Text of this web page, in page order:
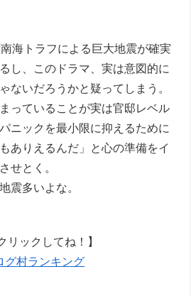
海トラフによる巨大地震が確実
し、このドラマ、実は意図的に
ないだろうかと疑ってしまう。
っていることが実は官邸レベル
ニックを最小限に抑えるために
ありえるんだ」と心の準備をイ
せとく。
震多いよな。
リックしてね！】
グ村ランキング